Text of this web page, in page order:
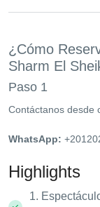
¿Cómo
Sharm El
Paso 1
Contáctanos desde
WhatsApp:
Highlights
1.